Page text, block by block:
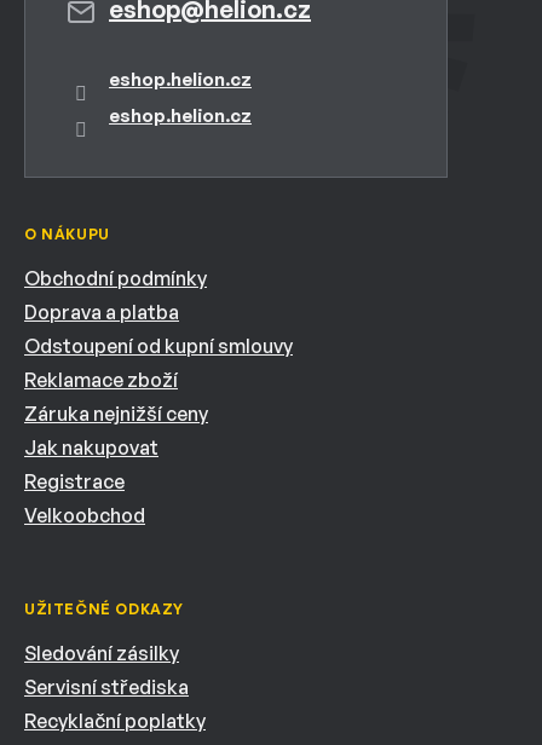
eshop@helion.cz
eshop.helion.cz
eshop.helion.cz
O NÁKUPU
Obchodní podmínky
Doprava a platba
Odstoupení od kupní smlouvy
Reklamace zboží
Záruka nejnižší ceny
Jak nakupovat
Registrace
Velkoobchod
UŽITEČNÉ ODKAZY
Sledování zásilky
Servisní střediska
Recyklační poplatky